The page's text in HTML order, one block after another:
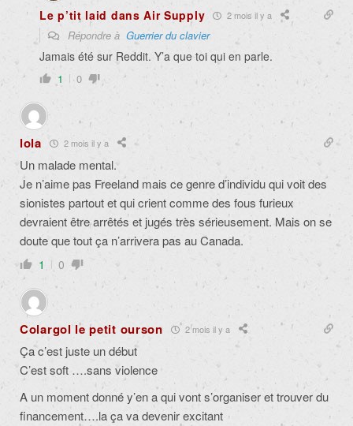
Le p’tit laid dans Air Supply 2 mois il y a
Répondre à Guerrier du clavier
Jamais été sur Reddit. Y’a que toi qui en parle.
1 0
lola 2 mois il y a
Un malade mental.
Je n’aime pas Freeland mais ce genre d’individu qui voit des
sionistes partout et qui crient comme des fous furieux
devraient être arrêtés et jugés très sérieusement. Mais on se
doute que tout ça n’arrivera pas au Canada.
1 0
Colargol le petit ourson 2 mois il y a
Ça c’est juste un début
C’est soft ….sans violence
A un moment donné y’en a qui vont s’organiser et trouver du
financement….la ça va devenir excitant